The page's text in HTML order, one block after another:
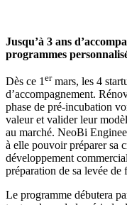
Jusqu’à 3 ans
programmes
Dès ce 1 ermars, les 4
d’accompagnement.
phase de pré-incubation
valeur et valider leur
au marché. NeoBi
à elle pouvoir préparer sa
développement
préparation de sa levée de
Le programme débutera